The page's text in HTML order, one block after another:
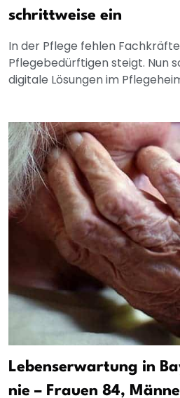
schrittweise ein
In der Pflege fehlen
Pflegebedürftigen steigt. Nun
digitale Lösungen im
Lebenserwartung in
nie – Frauen 84,